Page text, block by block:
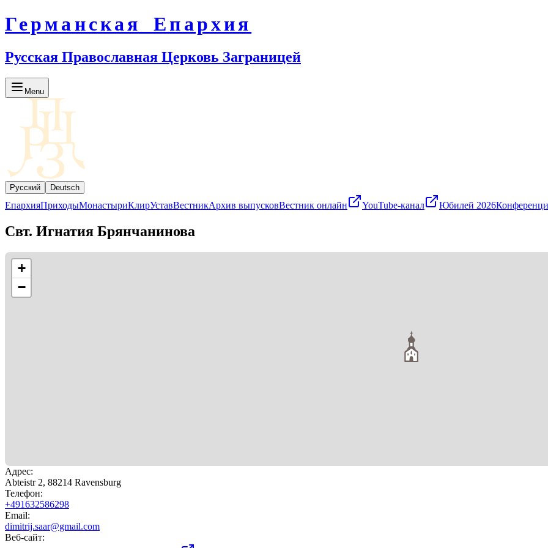
Германская Епархия
Русская Православная Церковь Заграницей
Menu
Русский Deutsch
ЕпархияПриходыМонастыриКлирУставВестникАрхив выпусковВестник онлайн YouTube-канал Юбилей 2026
Свт. Игнатия Брянчанинова
+
−
Адрес:
Abteistr 2, 88214 Ravensburg
Телефон:
+491632586298
Email:
dimitrij.saar@gmail.com
Веб-сайт: